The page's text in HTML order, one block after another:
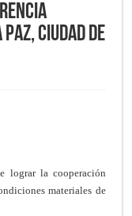
Ciudad de
lograr la cooperación
materiales de